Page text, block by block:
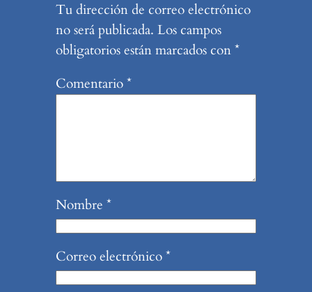
Tu dirección de correo electrónico
no será publicada. Los campos
obligatorios están marcados con*
Comentario*
Nombre *
Correo electrónico*